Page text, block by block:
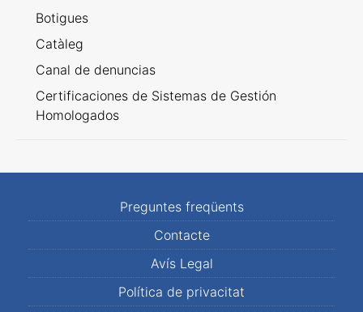
Botigues
Catàleg
Canal de denuncias
Certificaciones de Sistemas de Gestión
Homologados
Preguntes freqüents
Contacte
Avís Legal
Política de privacitat